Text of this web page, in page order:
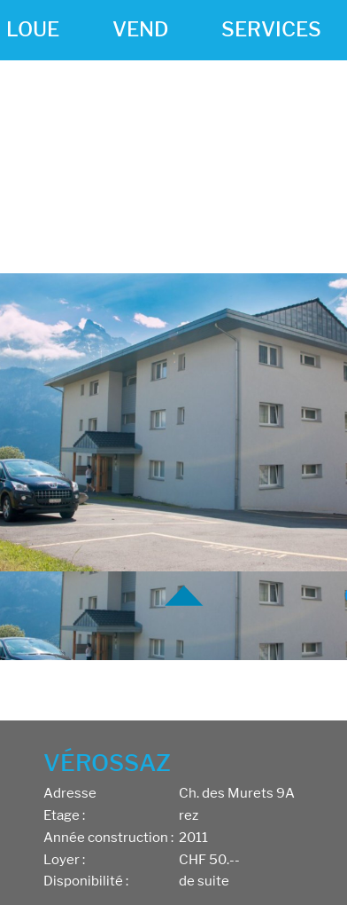
LOUE VEND SERVICES
VÉROSSAZ
Adresse
Ch. des Murets 9A
Etage :
rez
Année construction : 2011
Loyer :
CHF 50.--
Disponibilité :
de suite